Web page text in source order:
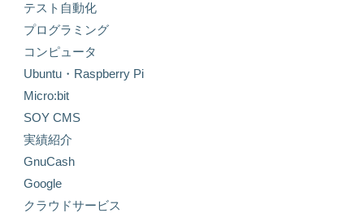
テスト自動化
プログラミング
コンピュータ
Ubuntu・Raspberry Pi
Micro:bit
SOY CMS
実績紹介
GnuCash
Google
クラウドサービス